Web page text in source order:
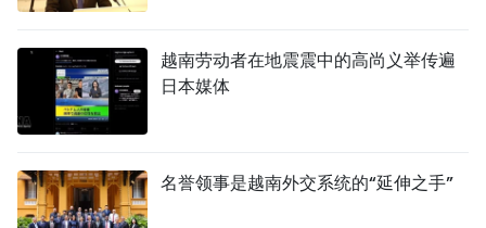
越南劳动者在地震震中的高尚义举传遍
日本媒体
名誉领事是越南外交系统的“延伸之手”